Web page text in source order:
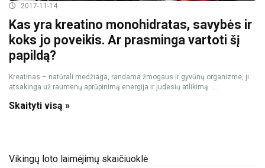
2017-11-14
Kas yra kreatino monohidratas, savybės ir
koks jo poveikis. Ar prasminga vartoti šį
papildą?
Kreatinas – natūrali medžiaga, randama žmogaus ir gyvūnų organizme, ji
atsakinga už raumenų aprūpinimą energija ir judesių atlikimą. ...
Skaityti visą »
Vikingų loto laimėjimų skaičiuoklė